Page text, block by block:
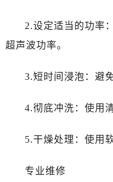
2.设定适当的功率
超声波功率。
3.短时间浸泡：避
4.彻底冲洗：使用
5.干燥处理：使用
专业维修